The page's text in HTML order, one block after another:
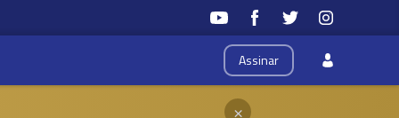
Assinar
×